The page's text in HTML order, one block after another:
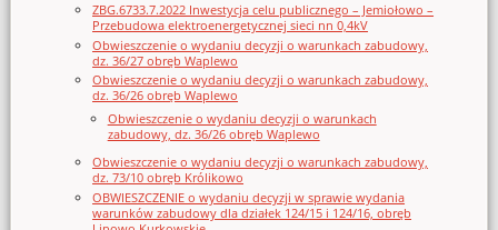
ZBG.6733.7.2022 Inwestycja celu publicznego – Jemiołowo –
Przebudowa elektroenergetycznej sieci nn 0,4kV
Obwieszczenie o wydaniu decyzji o warunkach zabudowy,
dz. 36/27 obręb Waplewo
Obwieszczenie o wydaniu decyzji o warunkach zabudowy,
dz. 36/26 obręb Waplewo
Obwieszczenie o wydaniu decyzji o warunkach
zabudowy, dz. 36/26 obręb Waplewo
Obwieszczenie o wydaniu decyzji o warunkach zabudowy,
dz. 73/10 obręb Królikowo
OBWIESZCZENIE o wydaniu decyzji w sprawie wydania
warunków zabudowy dla działek 124/15 i 124/16, obręb